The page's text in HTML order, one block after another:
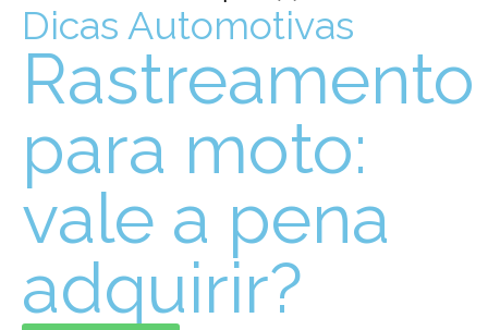
Dicas Automotivas
Rastreamento
para moto:
vale a pena
adquirir?